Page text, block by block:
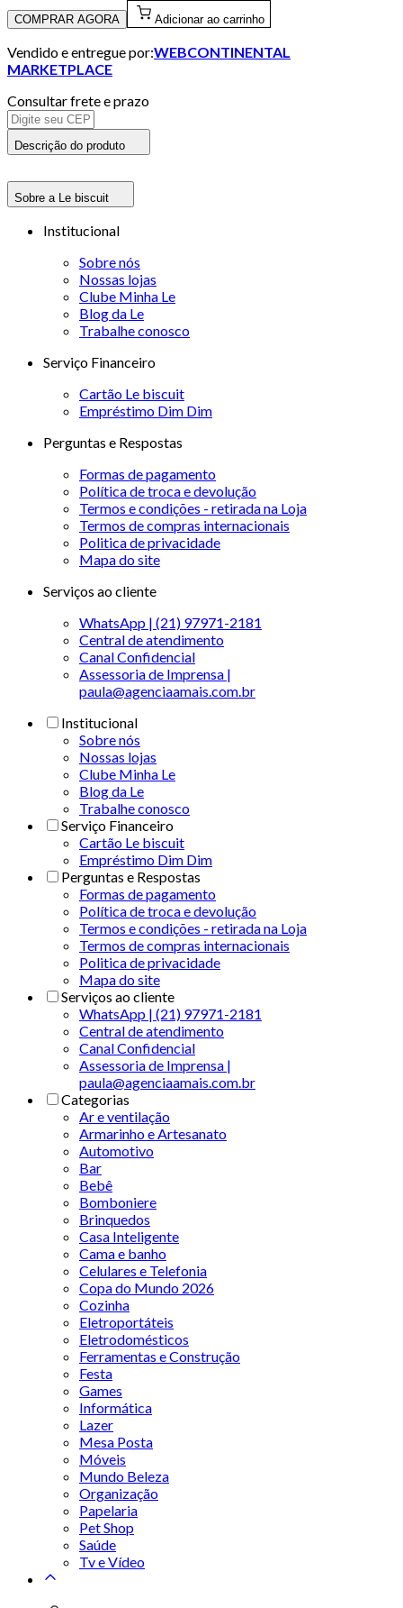
COMPRAR AGORA Adicionar ao carrinho
Vendido e entregue por:WEBCONTINENTAL
MARKETPLACE
Consultar frete e prazo
Descrição do produto
Sobre a Le biscuit
Institucional
Sobre nós
Nossas lojas
Clube Minha Le
Blog da Le
Trabalhe conosco
Serviço Financeiro
Cartão Le biscuit
Empréstimo Dim Dim
Perguntas e Respostas
Formas de pagamento
Política de troca e devolução
Termos e condições - retirada na Loja
Termos de compras internacionais
Politica de privacidade
Mapa do site
Serviços ao cliente
WhatsApp | (21) 97971-2181
Central de atendimento
Canal Confidencial
Assessoria de Imprensa |
paula@agenciaamais.com.br
Institucional
Sobre nós
Nossas lojas
Clube Minha Le
Blog da Le
Trabalhe conosco
Serviço Financeiro
Cartão Le biscuit
Empréstimo Dim Dim
Perguntas e Respostas
Formas de pagamento
Política de troca e devolução
Termos e condições - retirada na Loja
Termos de compras internacionais
Politica de privacidade
Mapa do site
Serviços ao cliente
WhatsApp | (21) 97971-2181
Central de atendimento
Canal Confidencial
Assessoria de Imprensa |
paula@agenciaamais.com.br
Categorias
Ar e ventilação
Armarinho e Artesanato
Automotivo
Bar
Bebê
Bomboniere
Brinquedos
Casa Inteligente
Cama e banho
Celulares e Telefonia
Copa do Mundo 2026
Cozinha
Eletroportáteis
Eletrodomésticos
Ferramentas e Construção
Festa
Games
Informática
Lazer
Mesa Posta
Móveis
Mundo Beleza
Organização
Papelaria
Pet Shop
Saúde
Tv e Vídeo